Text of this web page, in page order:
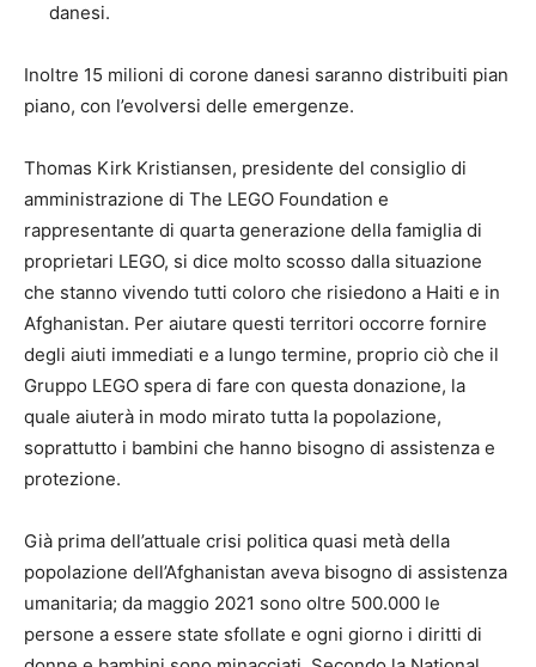
danesi.
Inoltre 15 milioni di corone danesi saranno distribuiti pian
piano, con l’evolversi delle emergenze.
Thomas Kirk Kristiansen, presidente del consiglio di
amministrazione di The LEGO Foundation e
rappresentante di quarta generazione della famiglia di
proprietari LEGO, si dice molto scosso dalla situazione
che stanno vivendo tutti coloro che risiedono a Haiti e in
Afghanistan. Per aiutare questi territori occorre fornire
degli aiuti immediati e a lungo termine, proprio ciò che il
Gruppo LEGO spera di fare con questa donazione, la
quale aiuterà in modo mirato tutta la popolazione,
soprattutto i bambini che hanno bisogno di assistenza e
protezione.
Già prima dell’attuale crisi politica quasi metà della
popolazione dell’Afghanistan aveva bisogno di assistenza
umanitaria; da maggio 2021 sono oltre 500.000 le
persone a essere state sfollate e ogni giorno i diritti di